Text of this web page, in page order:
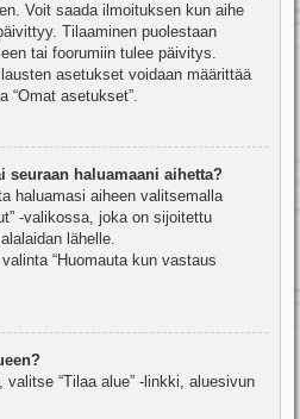
Voit saada ilmoituksen kun aihe
Tilaaminen puolestaan
tai foorumiin tulee päivitys.
asetukset voidaan määrittää
“Omat asetukset”.
seuraan haluamaani aihetta?
haluamasi aiheen valitsemalla
-valikossa, joka on sijoitettu
lähelle.
“Huomauta kun vastaus
“Tilaa alue” -linkki, aluesivun